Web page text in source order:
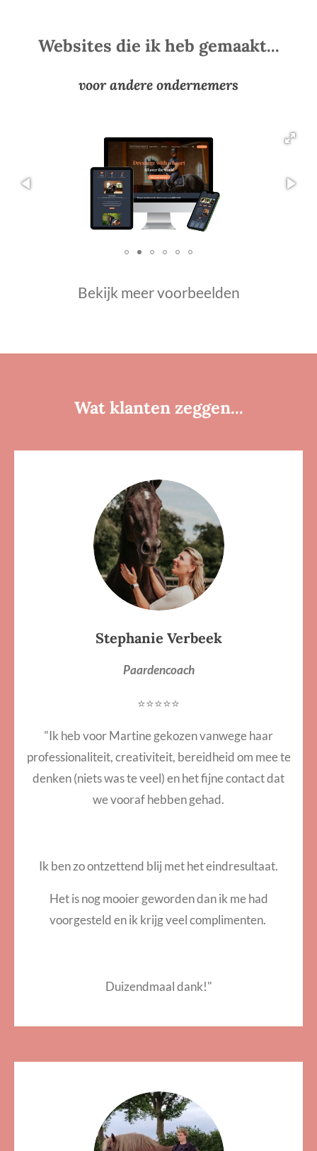
Websites die ik heb gemaakt...
voor andere ondernemers
Bekijk meer voorbeelden
Wat klanten zeggen...
Stephanie Verbeek
Paardencoach
⭐⭐⭐⭐⭐
"I k heb voor Martine gekozen vanwege haar
professionaliteit, creativiteit, bereidheid om mee te
denken (niets was te veel) en het fijne contact dat
we vooraf hebben gehad.
Ik ben zo ontzettend blij met het eindresultaat.
Het is nog mooier geworden dan ik me had
voorgesteld en ik krijg veel complimenten.
Duizendmaal dank!"